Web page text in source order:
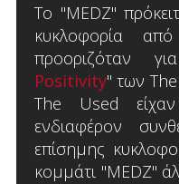
Το "MEDZ"
κυκλοφορία
προοριζόταν
Positivity" των The
The Used
ενδιαφέρον
επίσημης
κομμάτι "MEDZ"